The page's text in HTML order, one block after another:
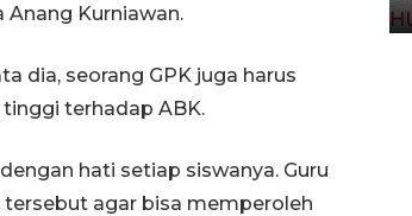
Kurniawan.
dia, seorang GPK juga harus
terhadap ABK.
hati setiap siswanya. Guru
agar bisa memperoleh
Aksi bersih sungai di kawasan
penduduk